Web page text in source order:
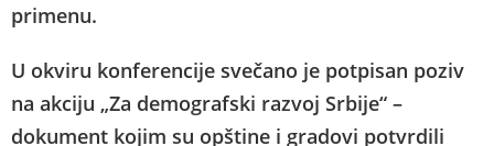
primenu.
U okviru konferencije svečano je potpisan poziv
na akciju „Za demografski razvoj Srbije“ –
dokument kojim su opštine i gradovi potvrdili